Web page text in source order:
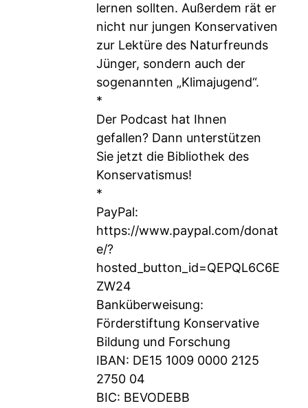
lernen sollten. Außerdem rät er
nicht nur jungen Konservativen
zur Lektüre des Naturfreunds
Jünger, sondern auch der
sogenannten „Klimajugend“.
*
Der Podcast hat Ihnen
gefallen? Dann unterstützen
Sie jetzt die Bibliothek des
Konservatismus!
*
PayPal:
https://www.paypal.com/donat
e/?
hosted_button_id=QEPQL6C6E
ZW24
Banküberweisung:
Förderstiftung Konservative
Bildung und Forschung
IBAN: DE15 1009 0000 2125
2750 04
BIC: BEVODEBB